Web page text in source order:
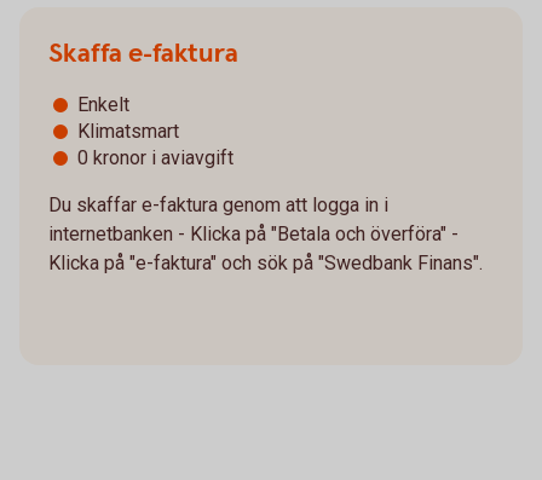
Skaffa e-faktura
Enkelt
Klimatsmart
0 kronor i aviavgift
Du skaffar e-faktura genom att logga in i
internetbanken - Klicka på "Betala och överföra" -
Klicka på "e-faktura" och sök på "Swedbank Finans".